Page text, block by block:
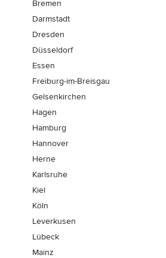
Bremen
Darmstadt
Dresden
Düsseldorf
Essen
Freiburg-im-Breisgau
Gelsenkirchen
Hagen
Hamburg
Hannover
Herne
Karlsruhe
Kiel
Köln
Leverkusen
Lübeck
Mainz